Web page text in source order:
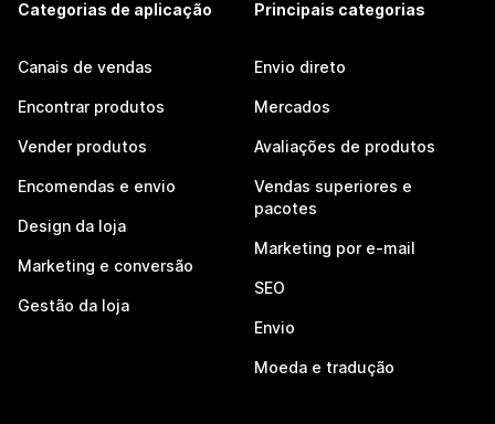
Categorias de aplicação
Canais de vendas
Encontrar produtos
Vender produtos
Encomendas e envio
Design da loja
Marketing e conversão
Gestão da loja
Principais categorias
Envio direto
Mercados
Avaliações de produtos
Vendas superiores e
pacotes
Marketing por e-mail
SEO
Envio
Moeda e tradução